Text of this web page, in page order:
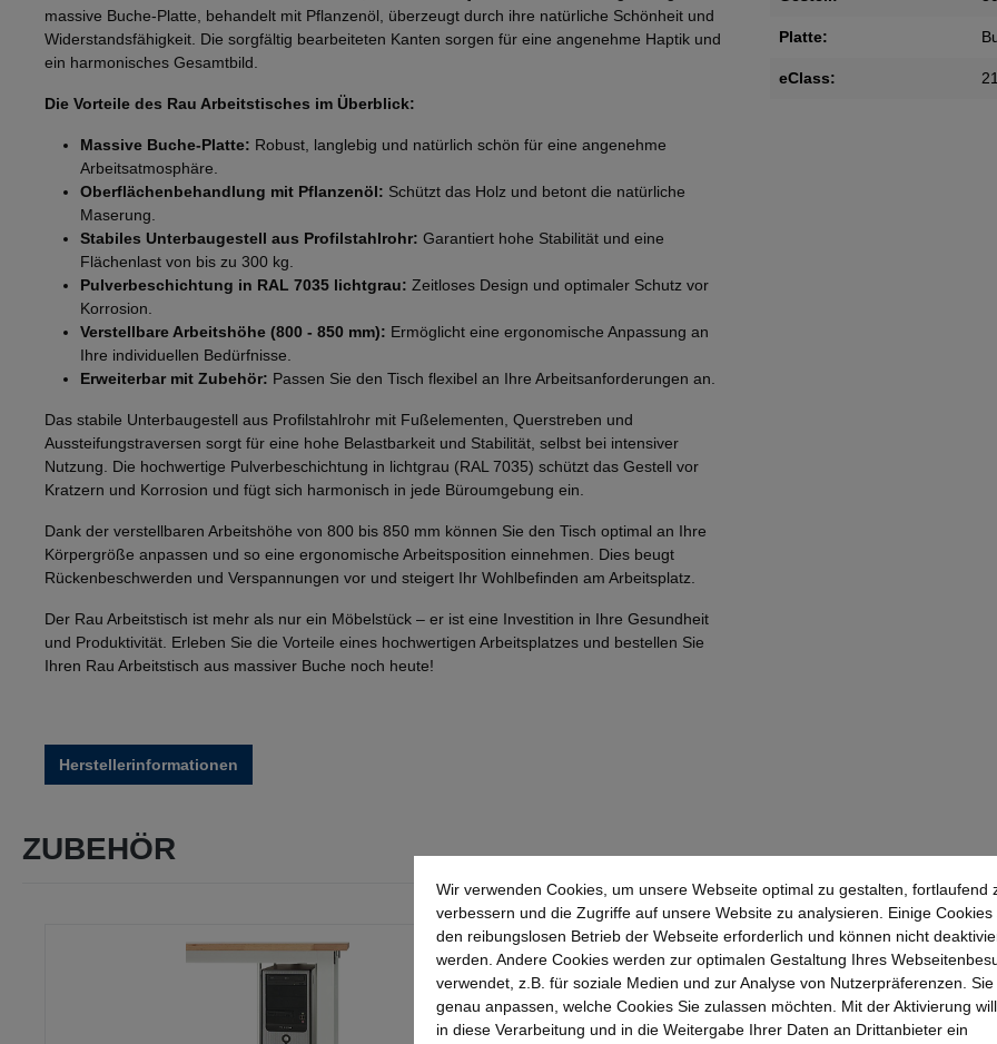
massive Buche-Platte, behandelt mit Pflanzenöl, überzeugt durch ihre natürliche Schönheit und
Widerstandsfähigkeit. Die sorgfältig bearbeiteten Kanten sorgen für eine angenehme Haptik und
ein harmonisches Gesamtbild.
Die Vorteile des Rau Arbeitstisches im Überblick:
Massive Buche-Platte: Robust, langlebig und natürlich schön für eine angenehme
Arbeitsatmosphäre.
Oberflächenbehandlung mit Pflanzenöl: Schützt das Holz und betont die natürliche
Maserung.
Stabiles Unterbaugestell aus Profilstahlrohr: Garantiert hohe Stabilität und eine
Flächenlast von bis zu 300 kg.
Pulverbeschichtung in RAL 7035 lichtgrau: Zeitloses Design und optimaler Schutz vor
Korrosion.
Verstellbare Arbeitshöhe (800 - 850 mm): Ermöglicht eine ergonomische Anpassung an
Ihre individuellen Bedürfnisse.
Erweiterbar mit Zubehör: Passen Sie den Tisch flexibel an Ihre Arbeitsanforderungen an.
Das stabile Unterbaugestell aus Profilstahlrohr mit Fußelementen, Querstreben und
Aussteifungstraversen sorgt für eine hohe Belastbarkeit und Stabilität, selbst bei intensiver
Nutzung. Die hochwertige Pulverbeschichtung in lichtgrau (RAL 7035) schützt das Gestell vor
Kratzern und Korrosion und fügt sich harmonisch in jede Büroumgebung ein.
Dank der verstellbaren Arbeitshöhe von 800 bis 850 mm können Sie den Tisch optimal an Ihre
Körpergröße anpassen und so eine ergonomische Arbeitsposition einnehmen. Dies beugt
Rückenbeschwerden und Verspannungen vor und steigert Ihr Wohlbefinden am Arbeitsplatz.
Der Rau Arbeitstisch ist mehr als nur ein Möbelstück – er ist eine Investition in Ihre Gesundheit
und Produktivität. Erleben Sie die Vorteile eines hochwertigen Arbeitsplatzes und bestellen Sie
Ihren Rau Arbeitstisch aus massiver Buche noch heute!
Platte:
eClass:
Herstellerinformationen
ZUBEHÖR
Wir verwenden Cookies, um unsere Webseite optimal zu gestalten, fortlaufend
verbessern und die Zugriffe auf unsere Website zu analysieren. Einige Cookies
den reibungslosen Betrieb der Webseite erforderlich und können nicht
werden. Andere Cookies werden zur optimalen Gestaltung Ihres
verwendet, z.B. für soziale Medien und zur Analyse von Nutzerpräferenzen. Sie
genau anpassen, welche Cookies Sie zulassen möchten. Mit der Aktivierung
in diese Verarbeitung und in die Weitergabe Ihrer Daten an Drittanbieter ein